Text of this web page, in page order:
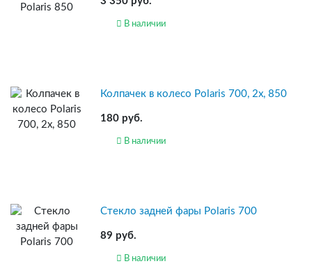
В наличии
Колпачек в колесо Polaris 700, 2x, 850
180 руб.
В наличии
Стекло задней фары Polaris 700
89 руб.
В наличии